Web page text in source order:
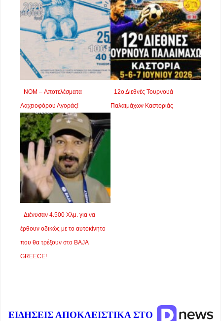
NOM – Αποτελέσματα
Λαχειοφόρου Αγοράς!
12ο Διεθνές Τουρνουά
Παλαιμάχων Καστοριάς
Διένυσαν 4.500 Χλμ. για να
έρθουν οδικώς με το αυτοκίνητο
που θα τρέξουν στο BAJA
GREECE!
ΕΙΔΗΣΕΙΣ ΑΠΟΚΛΕΙΣΤΙΚΑ ΣΤΟ